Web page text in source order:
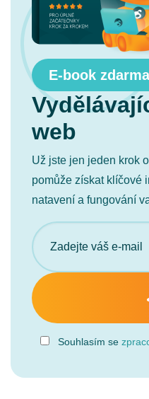
E-book zdarma
web
Už jste jen jeden krok
pomůže získat klíčové
natavení a fungování
Souhlasím se